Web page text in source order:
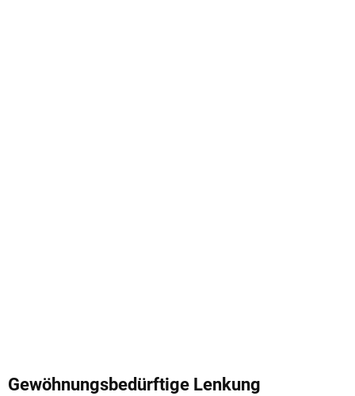
Gewöhnungsbedürftige Lenkung